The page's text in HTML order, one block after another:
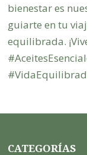
bienestar es
guiarte en tu
equilibrada.
CATEGORÍAS